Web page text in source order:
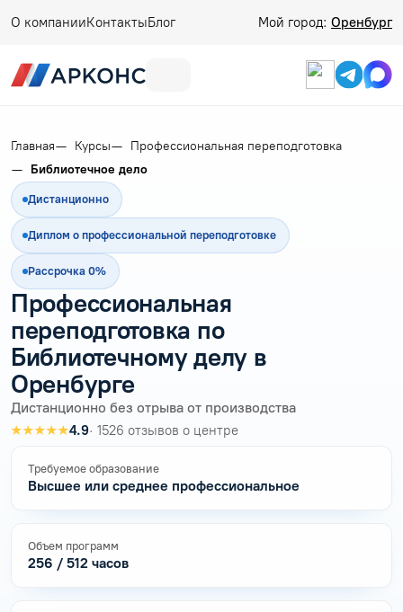
О компанииКонтактыБлог Мой город: Оренбург
Главная Курсы
Профессиональная переподготовка
Библиотечное дело
Дистанционно
Диплом о профессиональной переподготовке
Рассрочка 0%
Профессиональная
переподготовка по
Библиотечному делу в
Оренбурге
Дистанционно без отрыва от производства
★★★★★4.9· 1526 отзывов о центре
Требуемое образование
Высшее или среднее профессиональное
Объем программ
256 / 512 часов